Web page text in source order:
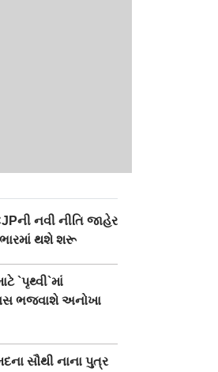
નવી નીતિ જાહેર
થશે શરૂ
`પૃથ્વી`માં
ભજવાશે અનોખા
સૌથી નાના પુત્ર